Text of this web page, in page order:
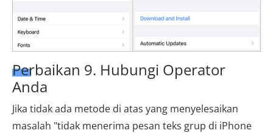
Perbaikan 9. Hubungi Operator
Anda
Jika tidak ada metode di atas yang menyelesaikan
masalah "tidak menerima pesan teks grup di iPhone